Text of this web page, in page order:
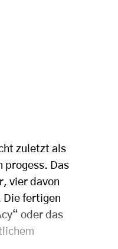
zuletzt als
progess. Das
vier davon
Die fertigen
oder das